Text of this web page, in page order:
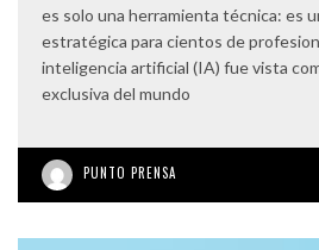
es solo una herramienta técnica: es
estratégica para cientos de
inteligencia artificial (IA) fue vista
exclusiva del mundo
PUNTO PRENSA